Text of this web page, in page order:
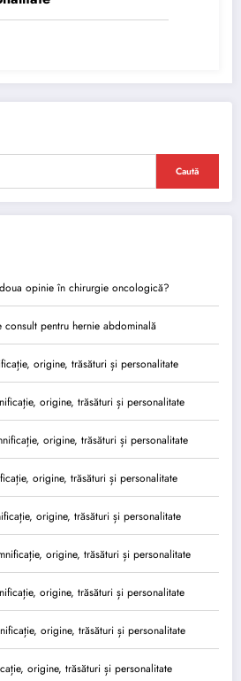
Caută
opinie în chirurgie oncologică?
pentru hernie abdominală
origine, trăsături și personalitate
origine, trăsături și personalitate
origine, trăsături și personalitate
origine, trăsături și personalitate
origine, trăsături și personalitate
origine, trăsături și personalitate
origine, trăsături și personalitate
origine, trăsături și personalitate
origine, trăsături și personalitate